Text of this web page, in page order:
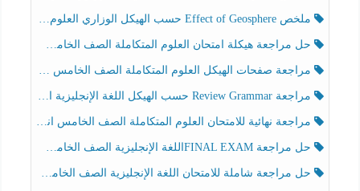
ملخص Effect of Geosphere حسب الهيكل الوزاري العلوم المتكاملة الصف الخامس انسبير الفصل الثالث
حل مراجعة هيكلة امتحان العلوم المتكاملة الصف الخامس عام الفصل الثالث
مراجعة صفحات الهيكل العلوم المتكاملة الصف الخامس انسبير الفصل الثالث
مراجعة Review Grammar حسب الهيكل اللغة الإنجليزية الصف الخامس الفصل الثالث
مراجعة نهائية للامتحان العلوم المتكاملة الصف الخامس انسبير الفصل الثالث
حل مراجعة FINAL EXAMاللغة الإنجليزية الصف الخامس الفصل الثالث
حل مراجعة شاملة للامتحان اللغة الإنجليزية الصف الخامس الفصل الثالث